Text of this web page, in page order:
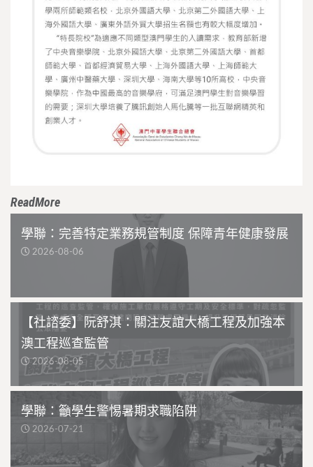
ReadMore
學聯：完善特定業務規管制度 保障青年健康發展
2026-08-06
【社諮委】阮舒淇：關注友誼大橋工程及加強本
澳工程巡查監管
2026-08-05
學聯：籲學生警惕暑期求職陷阱
2026-07-21